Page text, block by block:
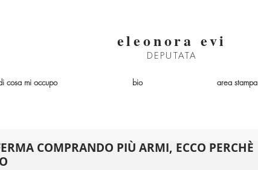
eleonora evi
DEPUTATA
cosa mi occupo bio area stampa
COMPRANDO PIÙ ARMI, ECCO PERCHÈ